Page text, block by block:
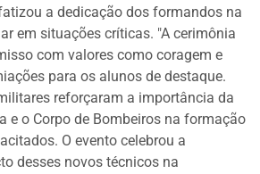
a dedicação dos formandos na
em situações críticas. "A cerimônia
com valores como coragem e
para os alunos de destaque.
reforçaram a importância da
e o Corpo de Bombeiros na formação
O evento celebrou a
desses novos técnicos na